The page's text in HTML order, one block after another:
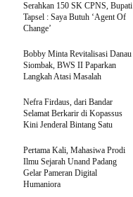
Serahkan 150 SK CPNS, Bupati
Tapsel : Saya Butuh ‘Agent Of
Change’
Bobby Minta Revitalisasi Danau
Siombak, BWS II Paparkan
Langkah Atasi Masalah
Nefra Firdaus, dari Bandar
Selamat Berkarir di Kopassus
Kini Jenderal Bintang Satu
Pertama Kali, Mahasiwa Prodi
Ilmu Sejarah Unand Padang
Gelar Pameran Digital
Humaniora